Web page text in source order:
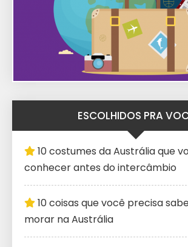
ESCOLHIDOS PRA
10 costumes da Austrália que
conhecer antes do intercâmbio
10 coisas que você precisa
morar na Austrália